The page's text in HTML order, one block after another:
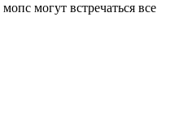
могут встречаться все